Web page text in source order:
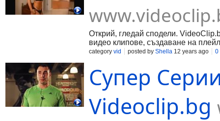
Открий, гледай сподели.
видео клипове, създаване на
category vid posted by Shella 12 years ago 0
Супер
Videoclip.bg